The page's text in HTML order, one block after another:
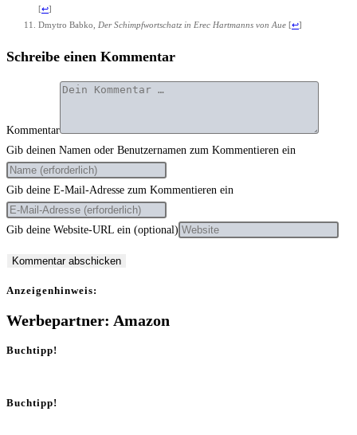
[↩]
Dmy­t­ro Bab­ko, Der Schimpf­wort­schatz in Erec Hart­manns von Aue [↩]
Schreibe einen Kommentar
Kommentar
Gib deinen Namen oder Benutzernamen zum Kommentieren ein
Gib deine E-Mail-Adresse zum Kommentieren ein
Gib deine Website-URL ein (optional)
Anzei­gen­hin­weis:
Werbepartner: Amazon
Buchtipp!
Buchtipp!